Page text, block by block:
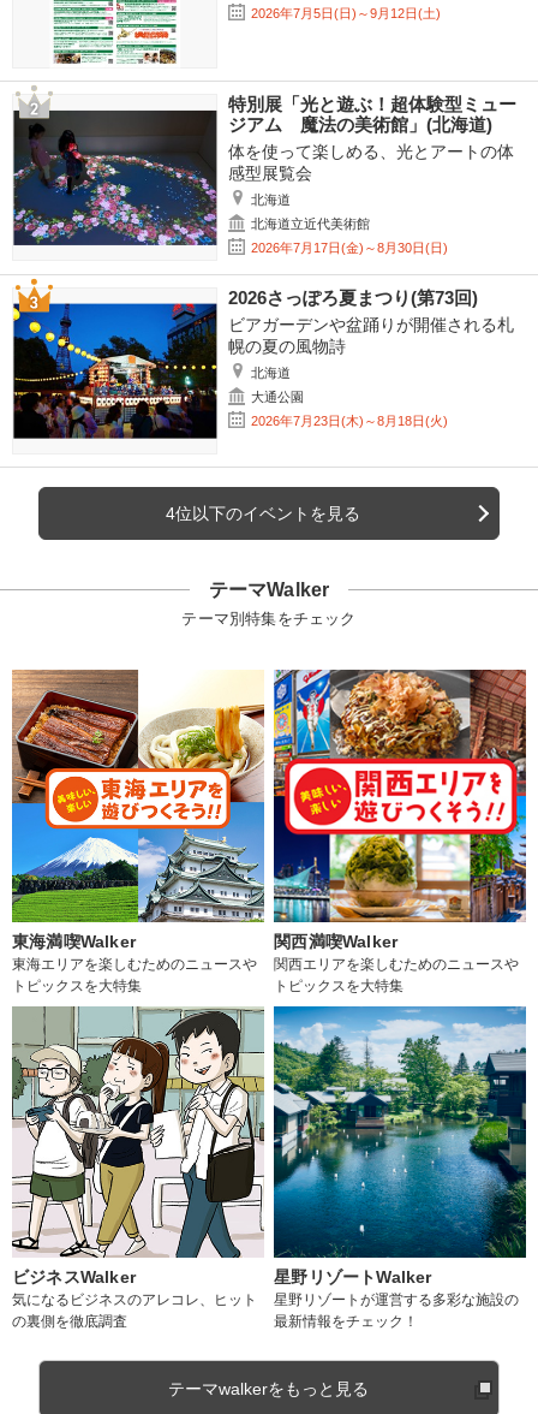
2026年7月5日(日)～9月12日(土)
特別展「光と遊ぶ！超体験型ミュー
ジアム 魔法の美術館」(北海道)
体を使って楽しめる、光とアートの体
感型展覧会
北海道
北海道立近代美術館
2026年7月17日(金)～8月30日(日)
2026さっぽろ夏まつり(第73回)
ビアガーデンや盆踊りが開催される札
幌の夏の風物詩
北海道
大通公園
2026年7月23日(木)～8月18日(火)
4位以下のイベントを見る
テーマWalker
テーマ別特集をチェック
東海満喫Walker
東海エリアを楽しむためのニュースや
トピックスを大特集
関西満喫Walker
関西エリアを楽しむためのニュースや
トピックスを大特集
ビジネスWalker
気になるビジネスのアレコレ、ヒット
の裏側を徹底調査
星野リゾートWalker
星野リゾートが運営する多彩な施設の
最新情報をチェック！
テーマwalkerをもっと見る